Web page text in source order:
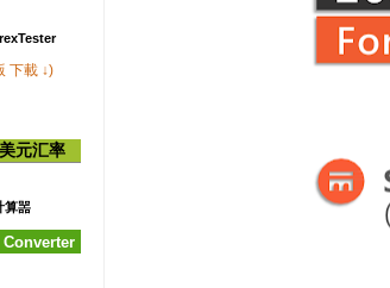
下載 ↓)
元汇率
算噐